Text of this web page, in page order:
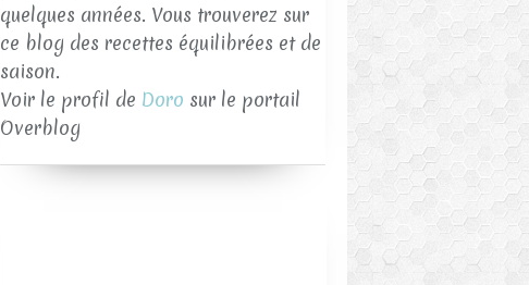
quelques années. Vous trouverez sur
ce blog des recettes équilibrées et de
saison.
Voir le profil de Doro sur le portail
Overblog